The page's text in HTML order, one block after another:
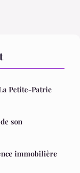
Petite-Patrie
son
immobilière